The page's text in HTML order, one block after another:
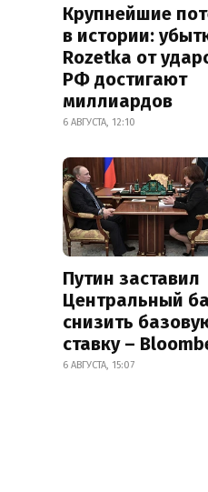
Крупнейшие
в истории:
Rozetka от
РФ достигают
миллиардов
6 АВГУСТА, 12:10
Путин заставил
Центральный
снизить
ставку –
6 АВГУСТА, 15:07